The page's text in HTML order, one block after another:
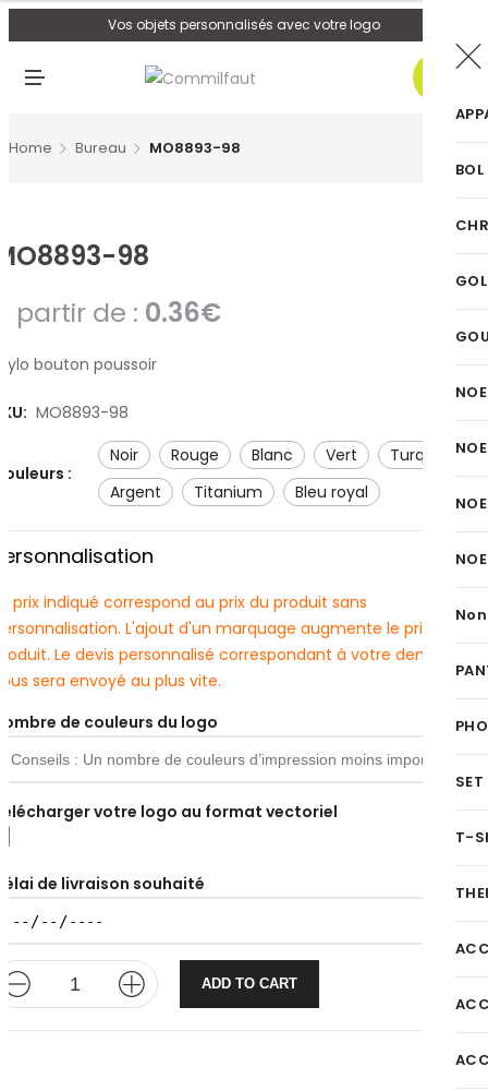
Vos objets personnalisés avec votre logo
U
0
Home Bureau MO8893-98
98
partir de : 0.36€
bouton poussoir
MO8893-98
:
noir rouge blanc vert
turquoise
argent
titanium bleu royal
prix indiqué correspond au prix du produit sans
L'ajout d'un marquage augmente le prix du
Le devis personnalisé correspondant à votre demande
sera envoyé au plus vite.
de couleurs du logo
votre logo au format vectoriel
de livraison souhaité
ADD TO CART
BOL
T-